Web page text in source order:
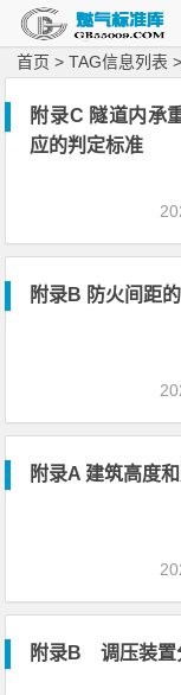
首页 > TAG信息列表
附录C 隧道内承
应的判定标准
附录B 防火间距
附录A 建筑高度
附录B 调压装置